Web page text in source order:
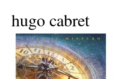
hugo cabret